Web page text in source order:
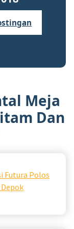
Meja
Dan
Futura Polos